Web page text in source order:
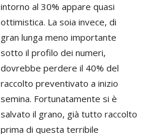
intorno al 30% appare quasi
ottimistica. La soia invece, di
gran lunga meno importante
sotto il profilo dei numeri,
dovrebbe perdere il 40% del
raccolto preventivato a inizio
semina. Fortunatamente si è
salvato il grano, già tutto raccolto
prima di questa terribile